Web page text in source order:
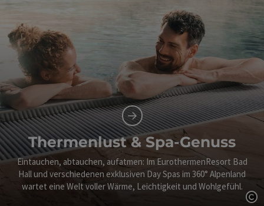
Thermenlust & Spa-Genuss
Eintauchen, abtauchen, aufatmen: Im EurothermenResort Bad
Hall und verschiedenen exklusiven Day Spas im 360° Alpenland
wartet eine Welt voller Wärme, Leichtigkeit und Wohlgefühl.